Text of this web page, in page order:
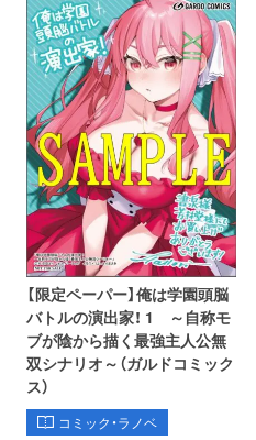
【限定ペーパー】俺は学園頭脳
バトルの演出家！ 1 ～自称モ
ブが陰から描く最強主人公無
双シナリオ～（ガルドコミック
ス）
コミック・ラノベ